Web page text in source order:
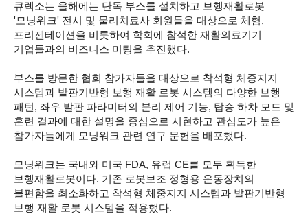
큐렉소는 올해에는 단독 부스를 설치하고 보행재활로봇
'모닝워크' 전시 및 물리치료사 회원들을 대상으로 체험,
프리젠테이션을 비롯하여 학회에 참석한 재활의료기기
기업들과의 비즈니스 미팅을 추진했다.
부스를 방문한 협회 참가자들을 대상으로 착석형 체중지지
시스템과 발판기반형 보행 재활 로봇 시스템의 다양한 보행
패턴, 좌우 발판 파라미터의 분리 제어 기능, 탑승 하차 모드 및
훈련 결과에 대한 설명을 중심으로 시현하고 관심도가 높은
참가자들에게 모닝워크 관련 연구 문헌을 배포했다.
모닝워크는 국내와 미국 FDA, 유럽 CE를 모두 획득한
보행재활로봇이다. 기존 로봇보조 정형용 운동장치의
불편함을 최소화하고 착석형 체중지지 시스템과 발판기반형
보행 재활 로봇 시스템을 적용했다.